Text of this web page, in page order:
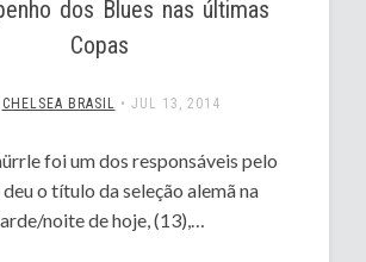
dos Blues nas últimas
Copas
CHELSEA BRASIL • JUL 13, 2014
foi um dos responsáveis pelo
o título da seleção alemã na
noite de hoje, (13),…